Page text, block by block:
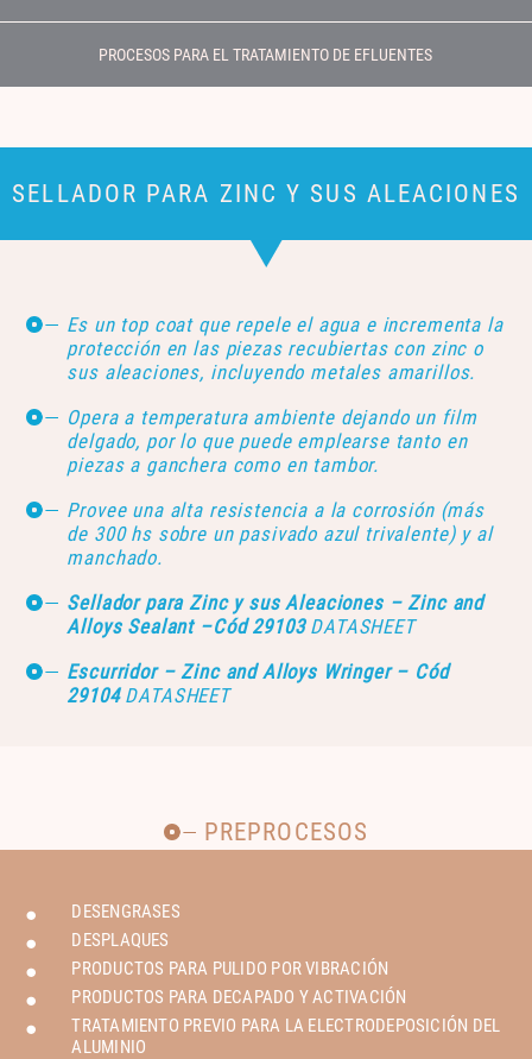
PROCESOS PARA EL TRATAMIENTO DE EFLUENTES
SELLADOR PARA ZINC Y SUS ALEACIONES
Es un top coat que repele el agua e incrementa la
protección en las piezas recubiertas con zinc o
sus aleaciones, incluyendo metales amarillos.
Opera a temperatura ambiente dejando un film
delgado, por lo que puede emplearse tanto en
piezas a ganchera como en tambor.
Provee una alta resistencia a la corrosión (más
de 300 hs sobre un pasivado azul trivalente) y al
manchado.
Sellador para Zinc y sus Aleaciones – Zinc and
Alloys Sealant –Cód 29103 DATASHEET
Escurridor – Zinc and Alloys Wringer – Cód
29104 DATASHEET
PREPROCESOS
DESENGRASES
DESPLAQUES
PRODUCTOS PARA PULIDO POR VIBRACIÓN
PRODUCTOS PARA DECAPADO Y ACTIVACIÓN
TRATAMIENTO PREVIO PARA LA ELECTRODEPOSICIÓN DEL
ALUMINIO